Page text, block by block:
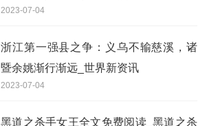
2023-07-04
浙江第一强县之争：义乌不输慈溪，诸
暨余姚渐行渐远_世界新资讯
2023-07-04
黑道之杀手女王全文免费阅读_黑道之杀